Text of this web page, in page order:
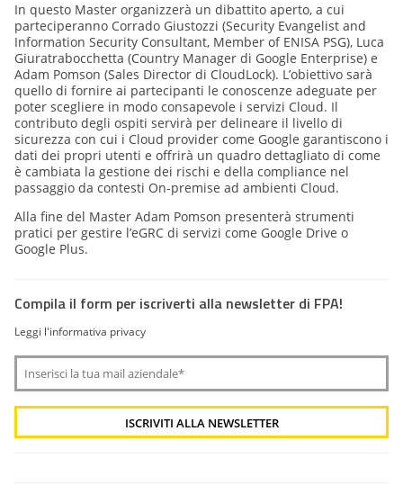
In questo Master organizzerà un dibattito aperto, a cui
parteciperanno Corrado Giustozzi (Security Evangelist and
Information Security Consultant, Member of ENISA PSG), Luca
Giuratrabocchetta (Country Manager di Google Enterprise) e
Adam Pomson (Sales Director di CloudLock). L’obiettivo sarà
quello di fornire ai partecipanti le conoscenze adeguate per
poter scegliere in modo consapevole i servizi Cloud. Il
contributo degli ospiti servirà per delineare il livello di
sicurezza con cui i Cloud provider come Google garantiscono i
dati dei propri utenti e offrirà un quadro dettagliato di come
è cambiata la gestione dei rischi e della compliance nel
passaggio da contesti On-premise ad ambienti Cloud.
Alla fine del Master Adam Pomson presenterà strumenti
pratici per gestire l’eGRC di servizi come Google Drive o
Google Plus.
Compila il form per iscriverti alla newsletter di FPA!
Leggi l'informativa privacy